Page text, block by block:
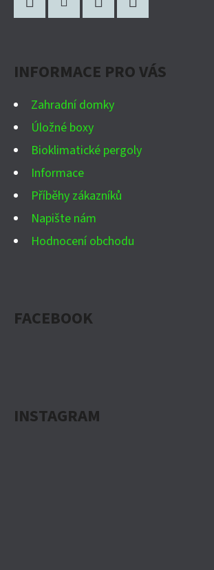
INFORMACE PRO VÁS
Zahradní domky
Úložné boxy
Bioklimatické pergoly
Informace
Příběhy zákazníků
Napište nám
Hodnocení obchodu
FACEBOOK
INSTAGRAM